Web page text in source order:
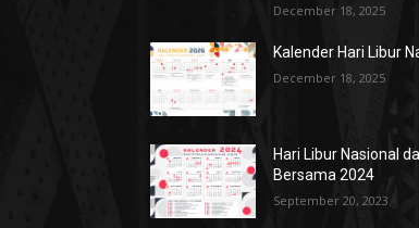
December 18, 2025
Kalender Hari Libur
December 18, 2025
Hari Libur Nasional
Bersama 2024
September 20, 2023